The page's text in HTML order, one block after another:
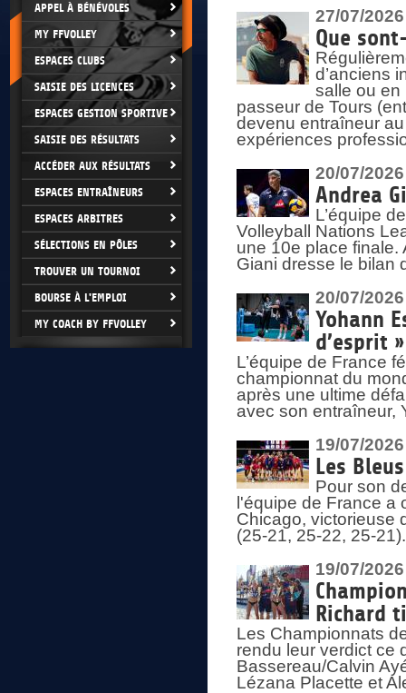
APPEL À BÉNÉVOLES
MY FFVOLLEY
ESPACES CLUBS
SAISIE DES LICENCES
ESPACES GESTION SPORTIVE
SAISIE DES RÉSULTATS
ACCÉDER AUX RÉSULTATS
ESPACES ENTRAÎNEURS
ESPACES ARBITRES
SÉLECTIONS EN PÔLES
TROUVER UN TOURNOI
BOURSE À L'EMPLOI
MY COACH BY FFVOLLEY
27/07/2026
Que
d’anciens
salle ou en
passeur de Tours
devenu entraîneur
expériences
20/07/2026
Andrea
L’équipe
Volleyball Nations
une 10e place finale.
Giani dresse le bilan
20/07/2026
Yohann
d’esprit »
L’équipe de France
championnat du
après une ultime
avec son entraîneur,
19/07/2026
Les
Pour son
l'équipe de France a
Chicago, victorieuse
(25-21, 25-22, 25-
19/07/2026
Richard
Les Championnats
rendu leur verdict ce
Bassereau/Calvin
Lézana Placette et